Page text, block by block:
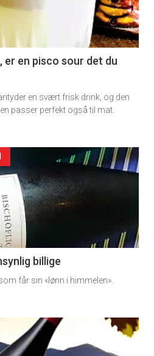
er en pisco sour det du
en svært frisk drink, og den
passer perfekt også til mat.
billige
får sin «lønn i himmelen».